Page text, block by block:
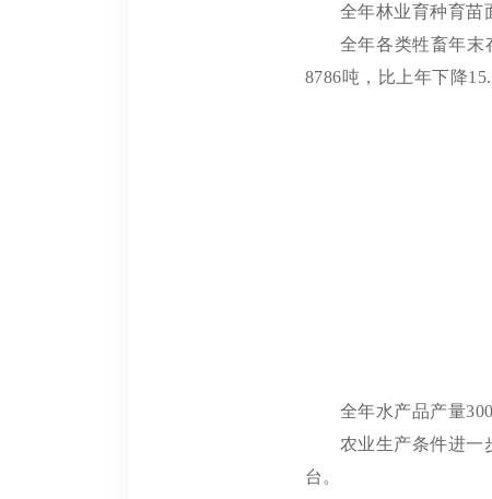
全年林业育种育苗
全年各类牲畜年末
8786吨，比上年下降
全年水产品产量
农业生产条件进一
台。